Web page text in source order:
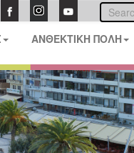
ΑΝΘΕΚΤΙΚΗ ΠΟΛΗ